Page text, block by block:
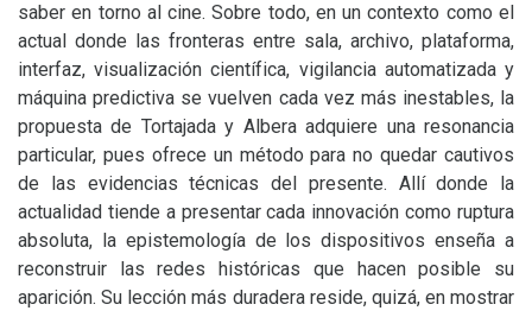
saber en torno al cine. Sobre todo, en un contexto como el
actual donde las fronteras entre sala, archivo, plataforma,
interfaz, visualización científica, vigilancia automatizada y
máquina predictiva se vuelven cada vez más inestables, la
propuesta de Tortajada y Albera adquiere una resonancia
particular, pues ofrece un método para no quedar cautivos
de las evidencias técnicas del presente. Allí donde la
actualidad tiende a presentar cada innovación como ruptura
absoluta, la epistemología de los dispositivos enseña a
reconstruir las redes históricas que hacen posible su
aparición. Su lección más duradera reside, quizá, en mostrar